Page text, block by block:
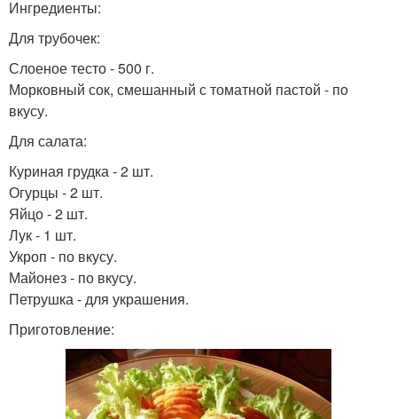
Цвета из слоеного теста
Сосиски в тесте
Рецепты из слоёного
Яблочные розы
Ингредиенты:
Для трубочек:
Слоеное тесто - 500 г.
Морковный сок, смешанный с томатной пастой - по
вкусу.
Для салата:
Куриная грудка - 2 шт.
Огурцы - 2 шт.
Яйцо - 2 шт.
Лук - 1 шт.
Укроп - по вкусу.
Майонез - по вкусу.
Петрушка - для украшения.
Приготовление: